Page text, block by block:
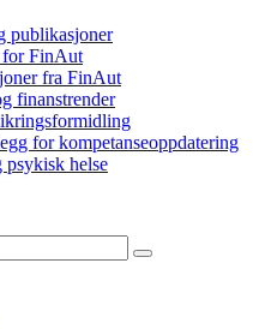
publikasjoner
for FinAut
fra FinAut
finanstrender
for kompetanseoppdatering
helse